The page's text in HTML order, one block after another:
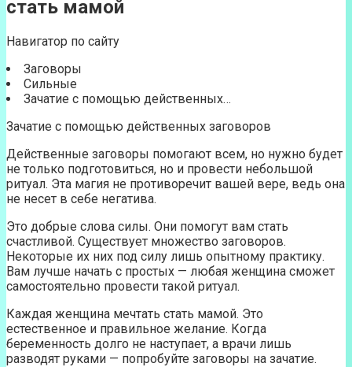
стать мамой
Навигатор по сайту
Заговоры
Сильные
Зачатие с помощью действенных…
Зачатие с помощью действенных заговоров
Действенные заговоры помогают всем, но нужно будет
не только подготовиться, но и провести небольшой
ритуал. Эта магия не противоречит вашей вере, ведь она
не несет в себе негатива.
Это добрые слова силы. Они помогут вам стать
счастливой. Существует множество заговоров.
Некоторые их них под силу лишь опытному практику.
Вам лучше начать с простых — любая женщина сможет
самостоятельно провести такой ритуал.
Каждая женщина мечтать стать мамой. Это
естественное и правильное желание. Когда
беременность долго не наступает, а врачи лишь
разводят руками — попробуйте заговоры на зачатие.